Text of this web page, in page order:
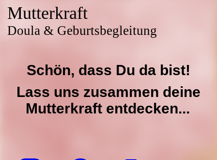
Mutterkraft
Doula & Geburtsbegleitung
Schön, dass Du da bist!
Lass uns zusammen deine
Mutterkraft entdecken...